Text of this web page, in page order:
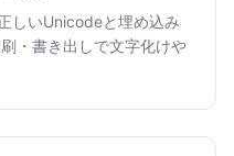
しいUnicodeと埋め込み
・書き出しで文字化けや